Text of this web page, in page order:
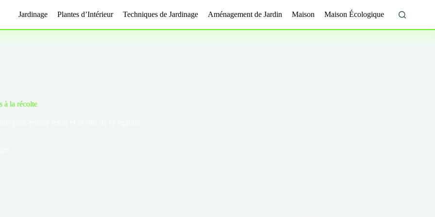
Jardinage Plantes d’Intérieur Techniques de Jardinage Aménagement de Jardin Maison Maison Écologique
à la récolte